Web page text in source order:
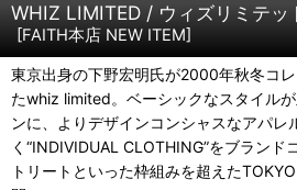
WHIZ LIMITED / ウィズリミテッ
[FAITH本店 NEW ITEM]
東京出身の下野宏明氏が2000年秋冬コ
たwhiz limited。ベーシックなスタイル
ンに、よりデザインコンシャスなアパレ
く“INDIVIDUAL CLOTHING”をブランド
トリートといった枠組みを超えた